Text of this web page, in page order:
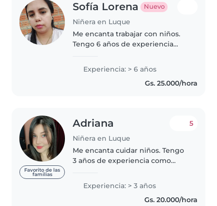
Sofía Lorena Nuevo
Niñera en Luque
Me encanta trabajar con niños.
Tengo 6 años de experiencia
bebés y niños pequeños. ¡Estoy
deseando cuidar de tus hijos!
Puedes ponerte en contacto
Experiencia: > 6 años
Gs. 25.000/hora
Favorito de las
familias
Adriana
Niñera en Luque
5
Me encanta cuidar niños. Tengo
3 años de experiencia como
niños pequeños, preescolares y
de escuela primaria. Soy una
persona responsable, creativa y..
Experiencia: > 3 años
Gs. 20.000/hora